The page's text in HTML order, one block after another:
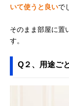
いて使うと良いで
そのまま部屋に置
す。
Q２、用途ご